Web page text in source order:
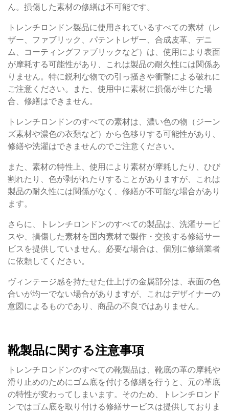
ん。損傷した素材の修繕は不可能です。
トレンチロンドン製品に使用されているすべての素材（レ
ザー、ファブリック、パテントレザー、合成皮革、デニ
ム、コーティングファブリックなど）は、使用により表面
が摩耗する可能性があり、これは製品の耐久性には関係あ
りません。特に鋭利な物での引っ掻きや衝撃による破れに
ご注意ください。また、使用中に素材に損傷が生じた場
合、修繕はできません。
トレンチロンドンのすべての素材は、濃い色の物（ジーン
ズ素材や濃色の衣類など）から色移りする可能性があり、
修繕や洗濯はできませんのでご注意ください。
また、素材の特性上、使用により素材が摩耗したり、ひび
割れたり、色が剥がれたりすることがありますが、これは
製品の耐久性には関係がなく、修繕が不可能な場合があり
ます。
さらに、トレンチロンドンのすべての製品は、洗濯サービ
スや、損傷した素材を国内素材で製作・交換する修繕サー
ビスを提供していません。必要な場合は、個別に修繕業者
に依頼してください。
ヴィンテージ感を持たせた仕上げの金属部分は、表面の色
合いが均一でない場合がありますが、これはデザイナーの
意図によるものであり、商品の不良ではありません。
靴製品に関する注意事項
トレンチロンドンのすべての靴製品は、靴底の革の摩耗や
滑り止めのためにゴム底を付ける修繕を行うと、元の革底
の特性が変わってしまいます。そのため、トレンチロンド
ンではゴム底を取り付ける修繕サービスは提供しておりま